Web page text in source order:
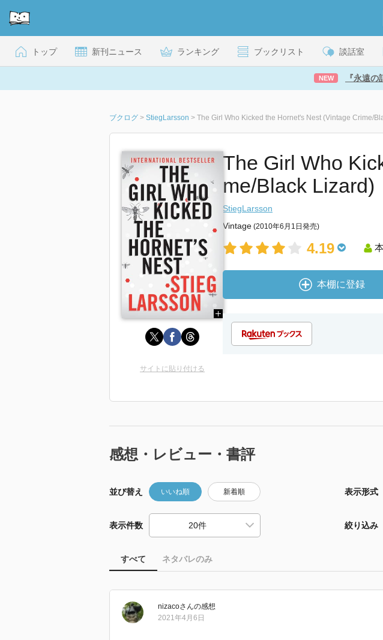
トップ 新刊ニュース ランキング ブックリスト 談話室
NEW 『永遠
ブクログ > StiegLarsson > The Girl Who Kicked the Hornet's Nest (Vintage Crime/
The Girl Who
me/Black Lizard)
StiegLarsson
Vintage (2010年6月1日発売)
4.19
本棚に登録
サイトに貼り付ける
感想・レビュー・書評
並び替え いいね順 新着順 表示形式
表示件数 絞り込み
すべて ネタバレのみ
nizacoさんの感想
2021年4月6日